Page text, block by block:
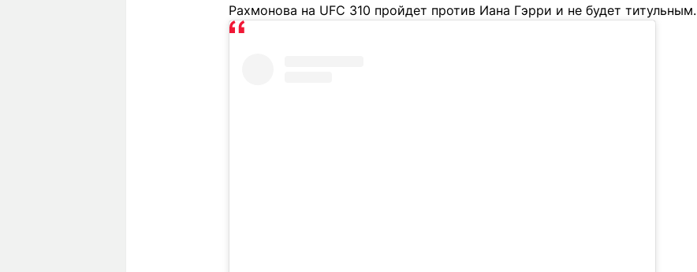
Рахмонова на UFC 310 пройдет против Иана Гэрри и не будет титульным.